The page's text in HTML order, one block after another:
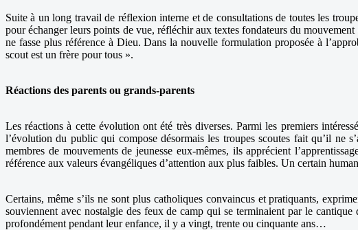
Suite à un long travail de réflexion interne et de consultations de toutes les
pour échanger leurs points de vue, réfléchir aux textes fondateurs du
ne fasse plus référence à Dieu. Dans la nouvelle formulation proposée à
scout est un frère pour tous ».
Réactions des parents ou grands-parents
Les réactions à cette évolution ont été très diverses. Parmi les premiers
l’évolution du public qui compose désormais les troupes scoutes fait qu’il ne
membres de mouvements de jeunesse eux-mêmes, ils apprécient
référence aux valeurs évangéliques d’attention aux plus faibles. Un certain
Certains, même s’ils ne sont plus catholiques convaincus et pratiquants,
souviennent avec nostalgie des feux de camp qui se terminaient par le
profondément pendant leur enfance, il y a vingt, trente ou cinquante ans…